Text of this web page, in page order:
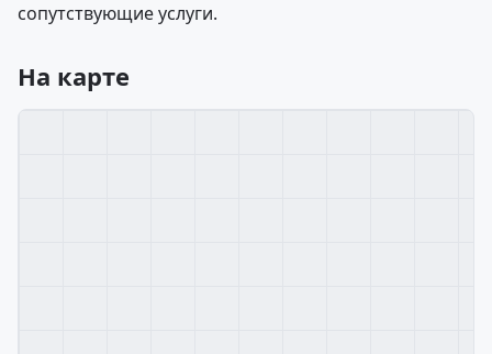
сопутствующие услуги.
На карте